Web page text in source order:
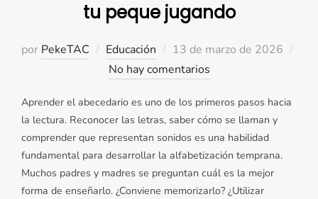
tu peque jugando
por PekeTAC Educación
Publicado
el
13 de marzo de 2026
No hay comentarios
Aprender el abecedario es uno de los primeros pasos hacia
la lectura. Reconocer las letras, saber cómo se llaman y
comprender que representan sonidos es una habilidad
fundamental para desarrollar la alfabetización temprana.
Muchos padres y madres se preguntan cuál es la mejor
forma de enseñarlo. ¿Conviene memorizarlo? ¿Utilizar